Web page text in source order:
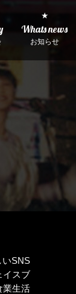
★
Whats news
お知らせ
いSNS
スブ
業生活